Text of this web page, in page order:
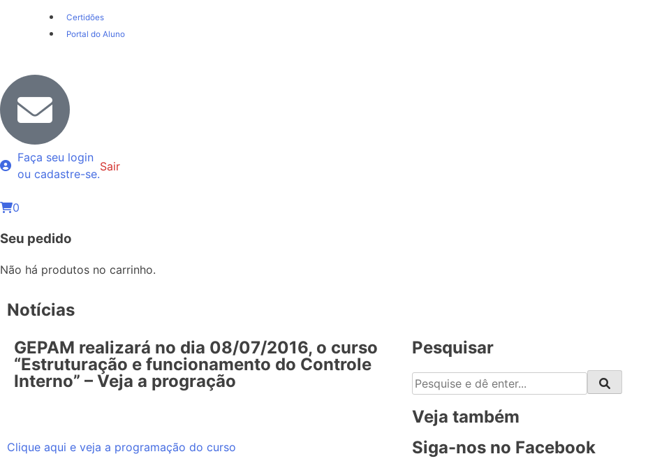
Certidões
Portal do Aluno
Faça seu login
ou cadastre-se.
Sair
0
Seu pedido
Não há produtos no carrinho.
Notícias
GEPAM realizará no dia 08/07/2016, o curso
“Estruturação e funcionamento do Controle
Interno” – Veja a progração
Clique aqui e veja a programação do curso
Pesquisar
Veja também
Siga-nos no Facebook